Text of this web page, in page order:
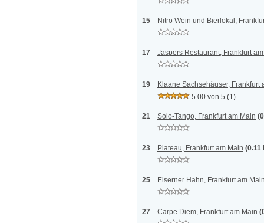
15 Nitro Wein und Bierlokal,
17 Jaspers Restaurant, Frankfurt
19
Klaane Sachsehäuser, Frankfurt
5.00 von 5 (1)
21 Solo-Tango, Frankfurt am Main
23 Plateau, Frankfurt am Main (0.11
25 Eiserner Hahn, Frankfurt am
27 Carpe Diem, Frankfurt am Main